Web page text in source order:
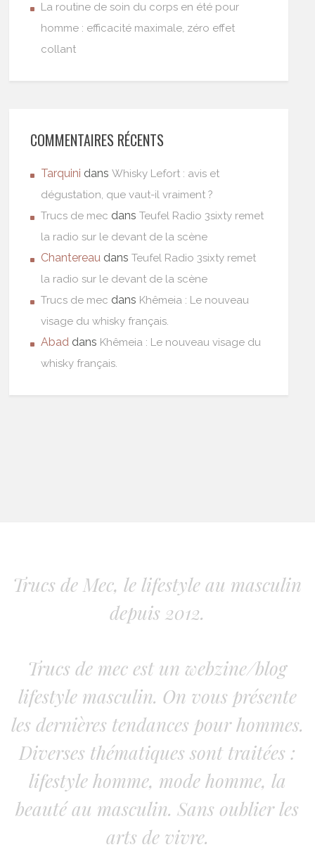
La routine de soin du corps en été pour
homme : efficacité maximale, zéro effet
collant
COMMENTAIRES RÉCENTS
Tarquini dansWhisky Lefort : avis et
dégustation, que vaut-il vraiment ?
Trucs de mec dansTeufel Radio 3sixty remet
la radio sur le devant de la scène
Chantereau dansTeufel Radio 3sixty remet
la radio sur le devant de la scène
Trucs de mec dans Khêmeia : Le nouveau
visage du whisky français.
Abad dans Khêmeia : Le nouveau visage du
whisky français.
Trucs de Mec, le lifestyle au masculin
depuis 2012.
Trucs de mec est un webzine/blog
lifestyle masculin. On vous présente
les dernières tendances pour hommes.
Diverses thématiques sont traitées :
lifestyle homme, mode homme, la
beauté au masculin. Sans oublier les
arts de vivre.